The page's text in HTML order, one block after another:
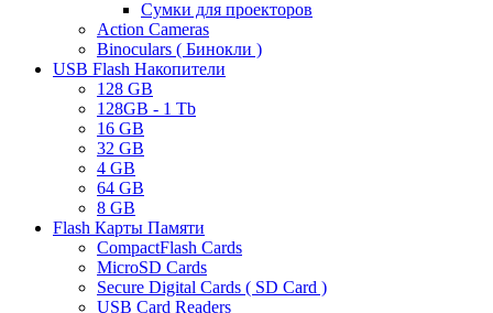
Сумки для проекторов
Action Cameras
Binoculars ( Бинокли )
USB Flash Накопители
128 GB
128GB - 1 Tb
16 GB
32 GB
4 GB
64 GB
8 GB
Flash Карты Памяти
CompactFlash Cards
MicroSD Cards
Secure Digital Cards ( SD Card )
USB Card Readers